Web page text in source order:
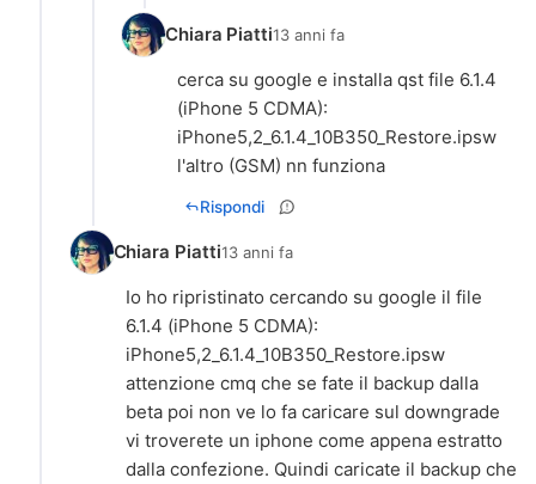
Chiara Piatti13 anni fa
cerca su google e installa qst file 6.1.4
(iPhone 5 CDMA):
iPhone5,2_6.1.4_10B350_Restore.ipsw
l'altro (GSM) nn funziona
Rispondi
Chiara Piatti13 anni fa
Io ho ripristinato cercando su google il file
6.1.4 (iPhone 5 CDMA):
iPhone5,2_6.1.4_10B350_Restore.ipsw
attenzione cmq che se fate il backup dalla
beta poi non ve lo fa caricare sul downgrade
vi troverete un iphone come appena estratto
dalla confezione. Quindi caricate il backup che